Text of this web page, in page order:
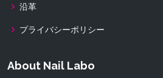
沿革
プライバシーポリシー
About Nail Labo